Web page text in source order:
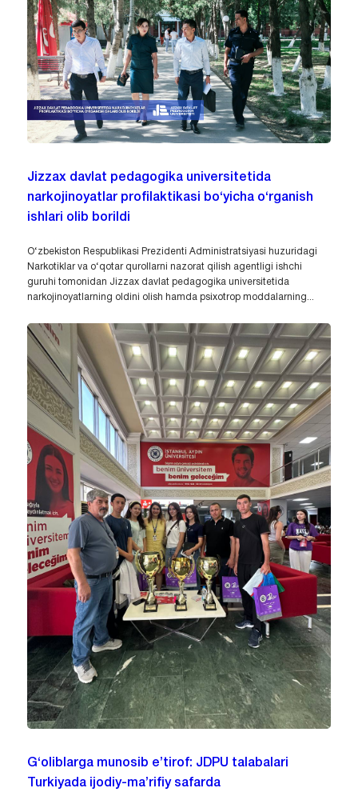
Jizzax davlat pedagogika universitetida
narkojinoyatlar profilaktikasi bo‘yicha o‘rganish
ishlari olib borildi
O‘zbekiston Respublikasi Prezidenti Administratsiyasi huzuridagi
Narkotiklar va o‘qotar qurollarni nazorat qilish agentligi ishchi
guruhi tomonidan Jizzax davlat pedagogika universitetida
narkojinoyatlarning oldini olish hamda psixotrop moddalarning...
G‘oliblarga munosib e’tirof: JDPU talabalari
Turkiyada ijodiy-ma’rifiy safarda